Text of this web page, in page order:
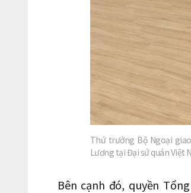
Thứ trưởng Bộ Ngoại
Lương tại Đại sứ quán Việt
Bên cạnh đó, quyền